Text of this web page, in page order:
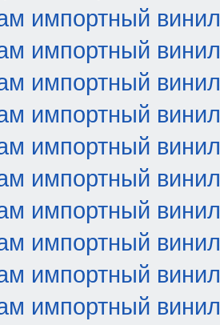
импортный винил
импортный винил
импортный винил
импортный винил
импортный винил
импортный винил
импортный винил
импортный винил
импортный винил
импортный винил